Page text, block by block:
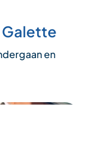
Galette
en